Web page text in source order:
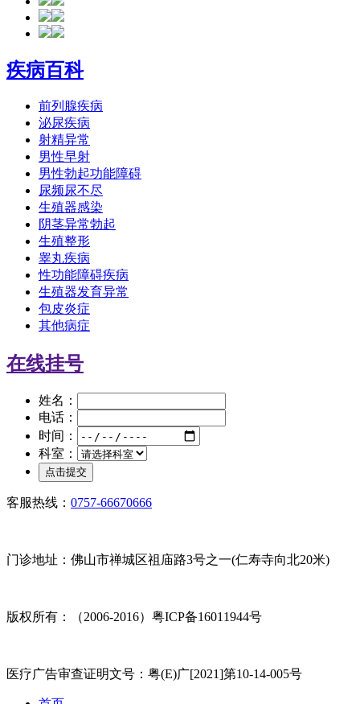
疾病百科
前列腺疾病
泌尿疾病
射精异常
男性早射
男性勃起功能障碍
尿频尿不尽
生殖器感染
阴茎异常勃起
生殖整形
睾丸疾病
性功能障碍疾病
生殖器发育异常
包皮炎症
其他病症
在线挂号
姓名：
电话：
时间：
科室：
客服热线： 0757-66670666
门诊地址：佛山市禅城区祖庙路3号之一(仁寿寺向北20米)
版权所有：（2006-2016）粤ICP备16011944号
医疗广告审查证明文号：粤(E)广[2021]第10-14-005号